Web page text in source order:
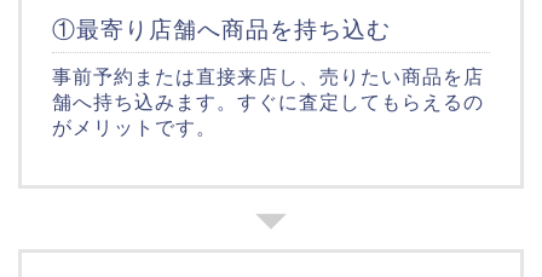
①最寄り店舗へ商品を持ち込む
事前予約または直接来店し、売りたい商品を店
舗へ持ち込みます。すぐに査定してもらえるの
がメリットです。